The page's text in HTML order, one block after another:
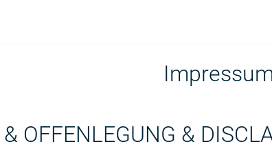
Impressum
OFFENLEGUNG &